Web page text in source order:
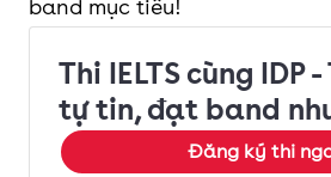
band mục tiêu!
Thi IELTS cùng IDP
tự tin, đạt band
Đăng ký thi